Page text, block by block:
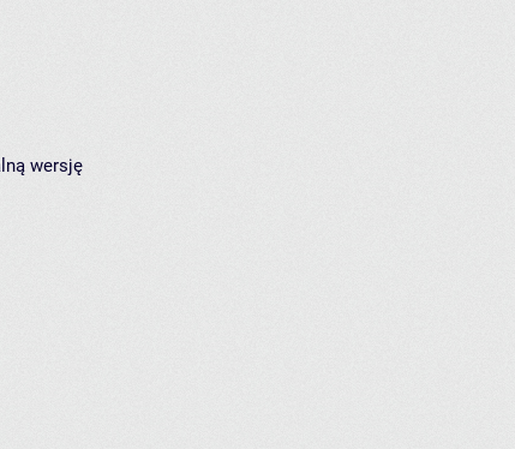
wersję